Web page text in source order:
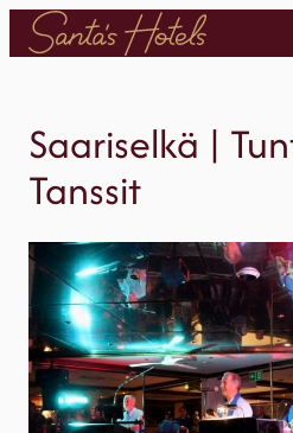
Siirry
sisältöön
Saariselkä |
Tanssit